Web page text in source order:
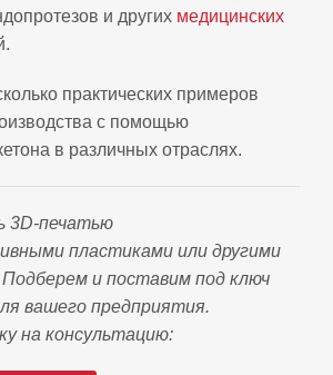
и других медицинских
практических примеров
с помощью
в различных отраслях.
3D-печатью
пластиками или другими
и поставим под ключ
вашего предприятия.
на консультацию: